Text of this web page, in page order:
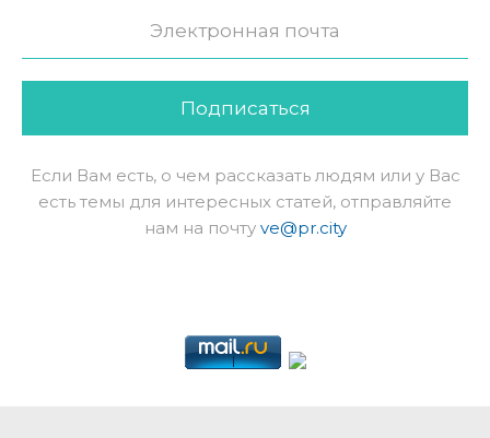
Подписаться
Если Вам есть, о чем рассказать людям или у Вас
есть темы для интересных статей, отправляйте
нам на почту ve@pr.city